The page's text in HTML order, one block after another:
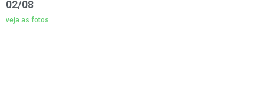
02/08
veja as fotos